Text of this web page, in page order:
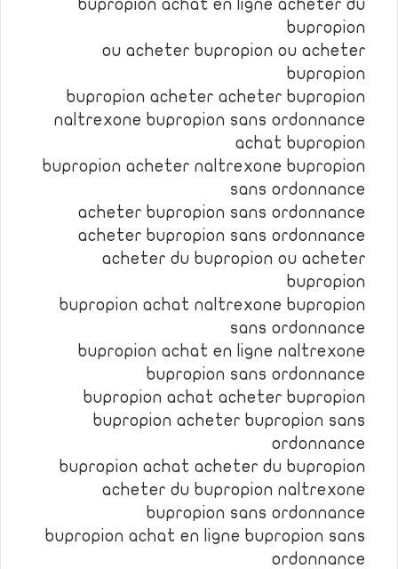
bupropion achat en ligne acheter du
bupropion
ou acheter bupropion ou acheter
bupropion
bupropion acheter acheter bupropion
naltrexone bupropion sans ordonnance
achat bupropion
bupropion acheter naltrexone bupropion
sans ordonnance
acheter bupropion sans ordonnance
acheter bupropion sans ordonnance
acheter du bupropion ou acheter
bupropion
bupropion achat naltrexone bupropion
sans ordonnance
bupropion achat en ligne naltrexone
bupropion sans ordonnance
bupropion achat acheter bupropion
bupropion acheter bupropion sans
ordonnance
bupropion achat acheter du bupropion
acheter du bupropion naltrexone
bupropion sans ordonnance
bupropion achat en ligne bupropion sans
ordonnance